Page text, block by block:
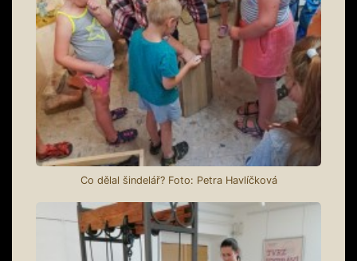
Co dělal šindelář? Foto: Petra Havlíčková